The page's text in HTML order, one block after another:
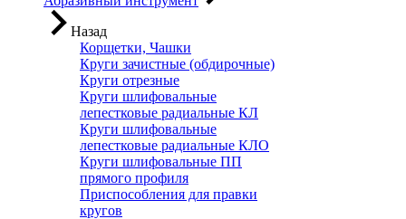
Назад
Корщетки, Чашки
Круги зачистные (обдирочные)
Круги отрезные
Круги шлифовальные
лепестковые радиальные КЛ
Круги шлифовальные
лепестковые радиальные КЛО
Круги шлифовальные ПП
прямого профиля
Приспособления для правки
кругов